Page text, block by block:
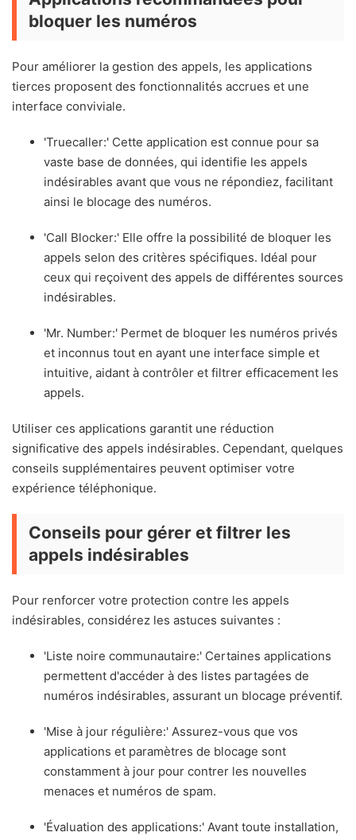
bloquer les numéros
Pour améliorer la gestion des appels, les applications
tierces proposent des fonctionnalités accrues et une
interface conviviale.
'Truecaller:' Cette application est connue pour sa
vaste base de données, qui identifie les appels
indésirables avant que vous ne répondiez, facilitant
ainsi le blocage des numéros.
'Call Blocker:' Elle offre la possibilité de bloquer les
appels selon des critères spécifiques. Idéal pour
ceux qui reçoivent des appels de différentes sources
indésirables.
'Mr. Number:' Permet de bloquer les numéros privés
et inconnus tout en ayant une interface simple et
intuitive, aidant à contrôler et filtrer efficacement les
appels.
Utiliser ces applications garantit une réduction
significative des appels indésirables. Cependant, quelques
conseils supplémentaires peuvent optimiser votre
expérience téléphonique.
Conseils pour gérer et filtrer les
appels indésirables
Pour renforcer votre protection contre les appels
indésirables, considérez les astuces suivantes :
'Liste noire communautaire:' Certaines applications
permettent d'accéder à des listes partagées de
numéros indésirables, assurant un blocage préventif.
'Mise à jour régulière:' Assurez-vous que vos
applications et paramètres de blocage sont
constamment à jour pour contrer les nouvelles
menaces et numéros de spam.
'Évaluation des applications:' Avant toute installation,